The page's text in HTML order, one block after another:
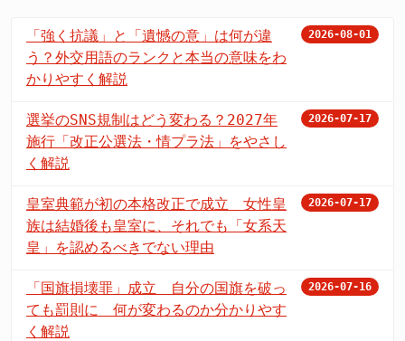
「強く抗議」と「遺憾の意」は何が違
う？外交用語のランクと本当の意味をわ
かりやすく解説
2026-08-01
選挙のSNS規制はどう変わる？2027年
施行「改正公選法・情プラ法」をやさし
く解説
2026-07-17
皇室典範が初の本格改正で成立 女性皇
族は結婚後も皇室に、それでも「女系天
皇」を認めるべきでない理由
2026-07-17
「国旗損壊罪」成立 自分の国旗を破っ
ても罰則に 何が変わるのか分かりやす
く解説
2026-07-16